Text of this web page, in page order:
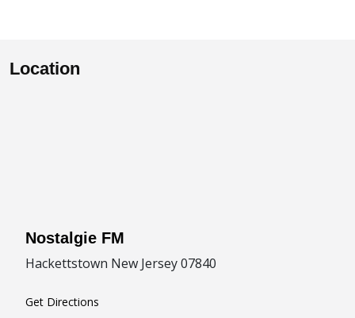
Location
Nostalgie FM
Hackettstown New Jersey 07840
Get Directions